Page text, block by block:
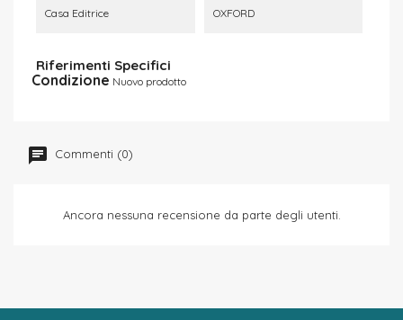
Casa Editrice OXFORD
Riferimenti Specifici
Condizione Nuovo prodotto
Commenti (0)
Ancora nessuna recensione da parte degli utenti.